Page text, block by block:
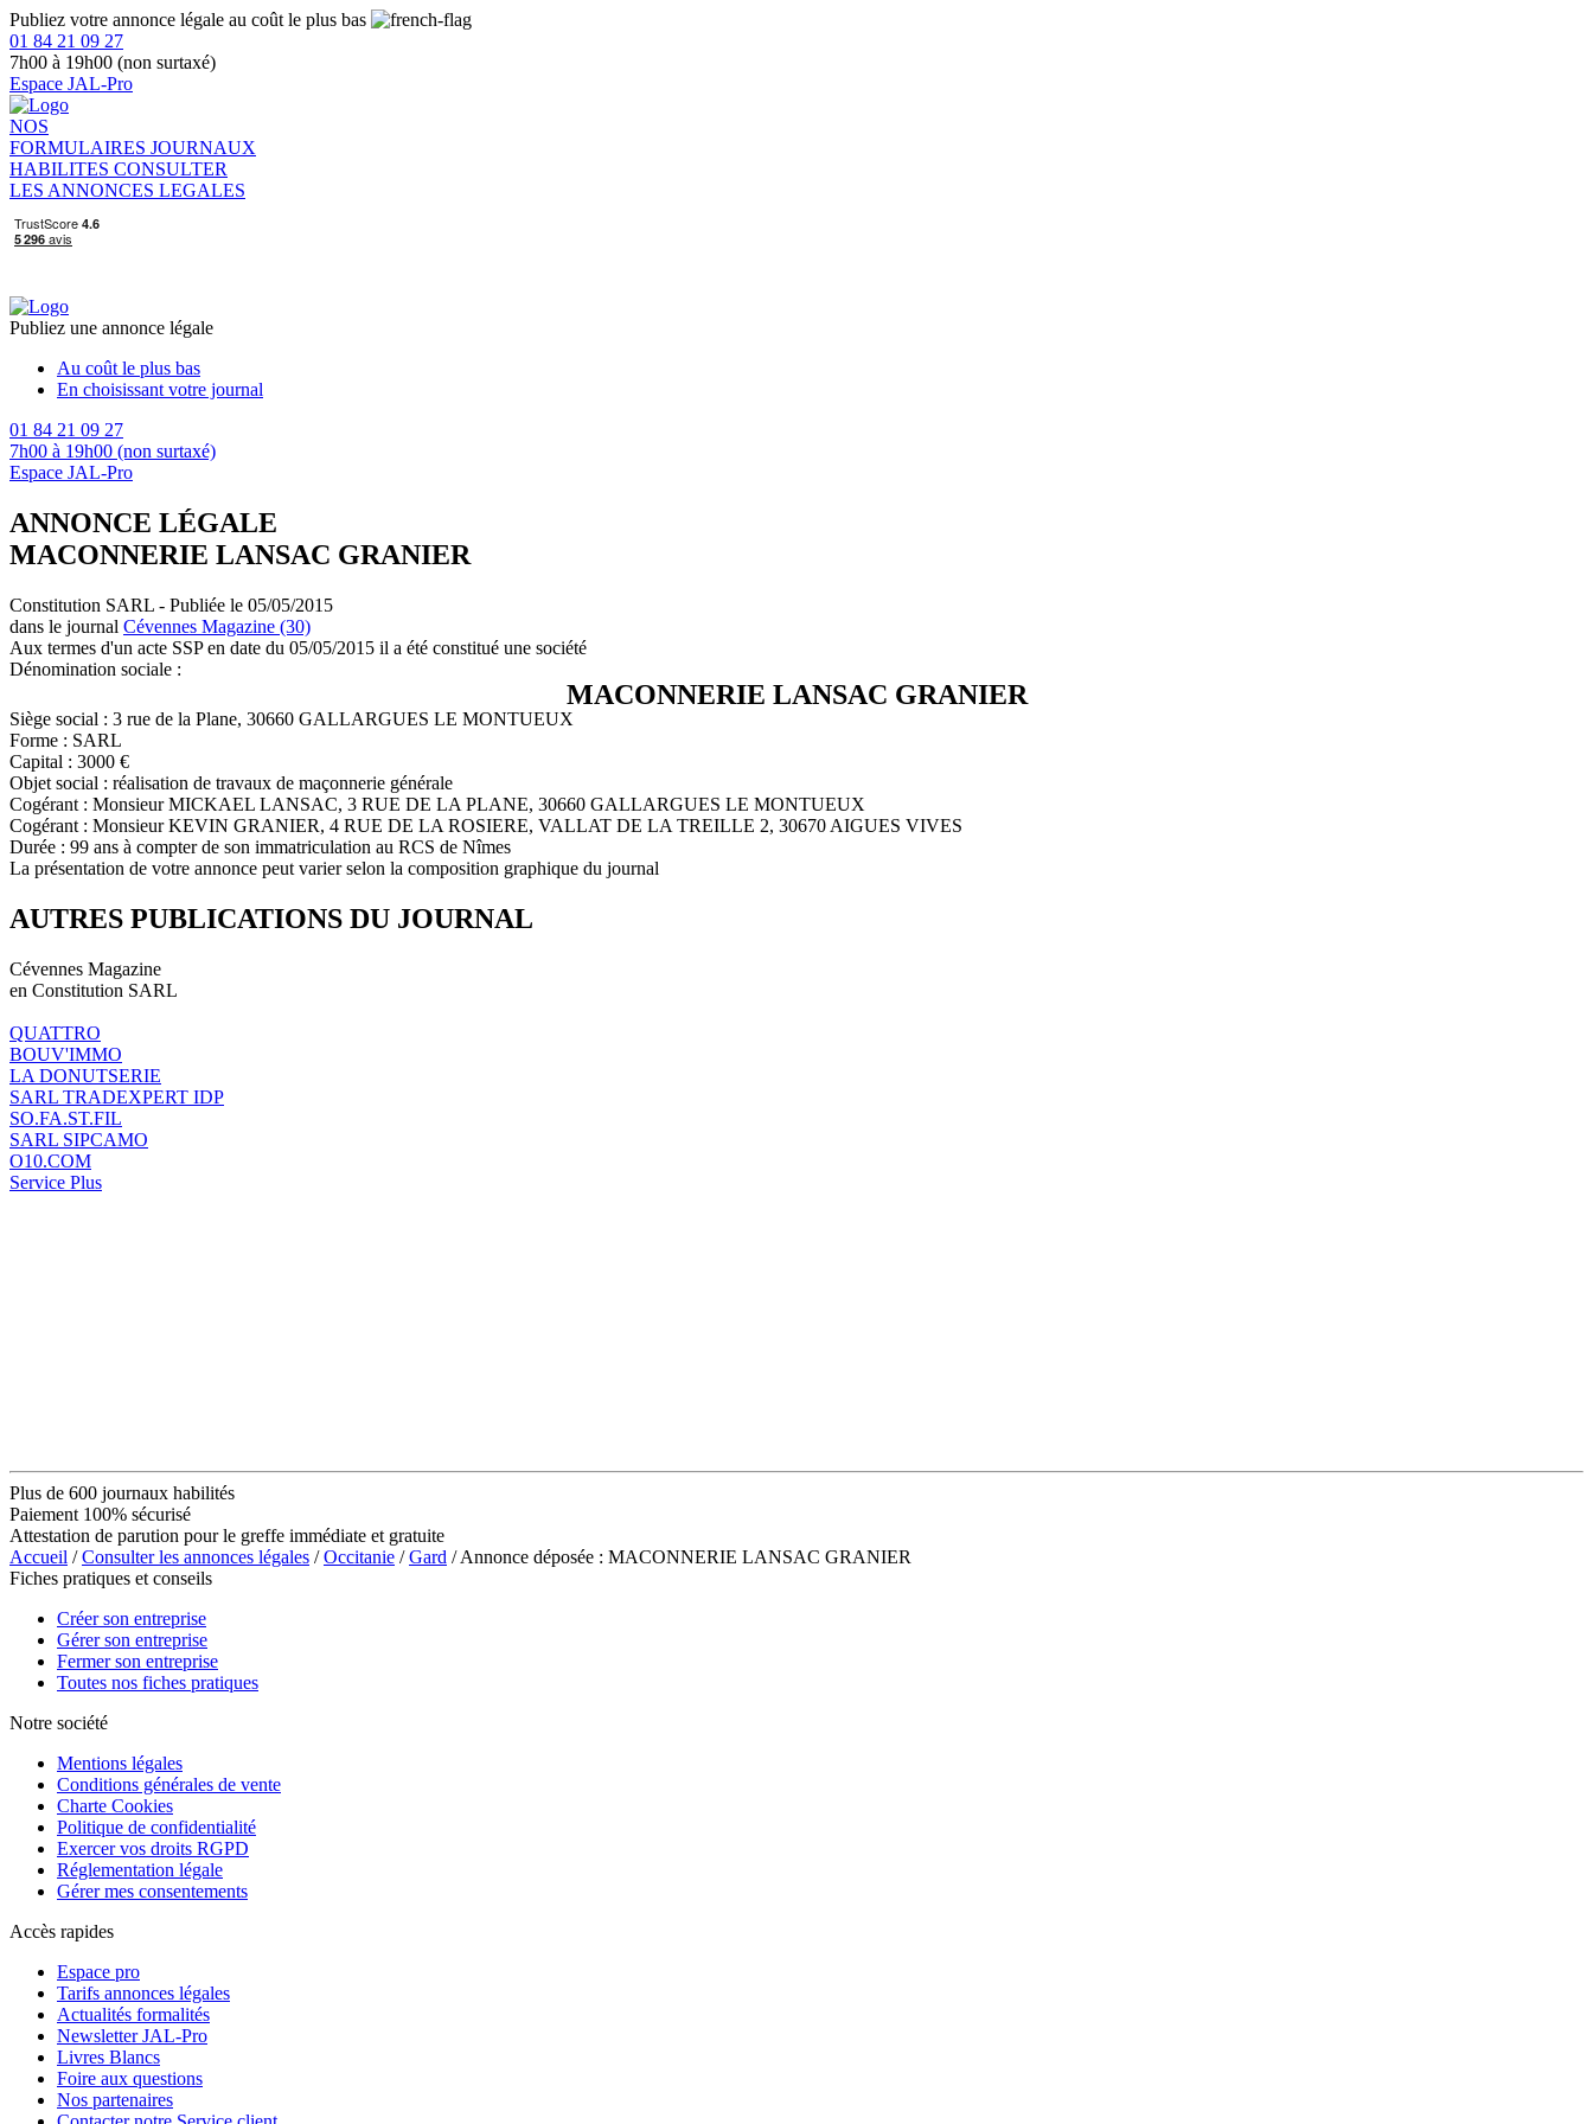
Publiez votre annonce légale au coût le plus bas
01 84 21 09 27
7h00 à 19h00 (non surtaxé)
Espace JAL-Pro
NOS
FORMULAIRES JOURNAUX
HABILITES CONSULTER
LES ANNONCES LEGALES
Publiez une annonce légale
Au coût le plus bas
En choisissant votre journal
01 84 21 09 27
7h00 à 19h00 (non surtaxé)
Espace JAL-Pro
ANNONCE LÉGALE
MACONNERIE LANSAC GRANIER
Constitution SARL - Publiée le 05/05/2015
dans le journal Cévennes Magazine (30)
Aux termes d'un acte SSP en date du 05/05/2015 il a été constitué une société
Dénomination sociale :
MACONNERIE LANSAC GRANIER
Siège social : 3 rue de la Plane, 30660 GALLARGUES LE MONTUEUX
Forme : SARL
Capital : 3000 €
Objet social : réalisation de travaux de maçonnerie générale
Cogérant : Monsieur MICKAEL LANSAC, 3 RUE DE LA PLANE, 30660 GALLARGUES LE MONTUEUX
Cogérant : Monsieur KEVIN GRANIER, 4 RUE DE LA ROSIERE, VALLAT DE LA TREILLE 2, 30670 AIGUES VIVES
Durée : 99 ans à compter de son immatriculation au RCS de Nîmes
La présentation de votre annonce peut varier selon la composition graphique du journal
AUTRES PUBLICATIONS DU JOURNAL
Cévennes Magazine
en Constitution SARL
QUATTRO
BOUV'IMMO
LA DONUTSERIE
SARL TRADEXPERT IDP
SO.FA.ST.FIL
SARL SIPCAMO
O10.COM
Service Plus
Plus de 600 journaux habilités
Paiement 100% sécurisé
Attestation de parution pour le greffe immédiate et gratuite
Accueil /Consulter les annonces légales /Occitanie /Gard / Annonce déposée : MACONNERIE LANSAC GRANIER
Fiches pratiques et conseils
Créer son entreprise
Gérer son entreprise
Fermer son entreprise
Toutes nos fiches pratiques
Notre société
Mentions légales
Conditions générales de vente
Charte Cookies
Politique de confidentialité
Exercer vos droits RGPD
Réglementation légale
Gérer mes consentements
Accès rapides
Espace pro
Tarifs annonces légales
Actualités formalités
Newsletter JAL-Pro
Livres Blancs
Foire aux questions
Nos partenaires